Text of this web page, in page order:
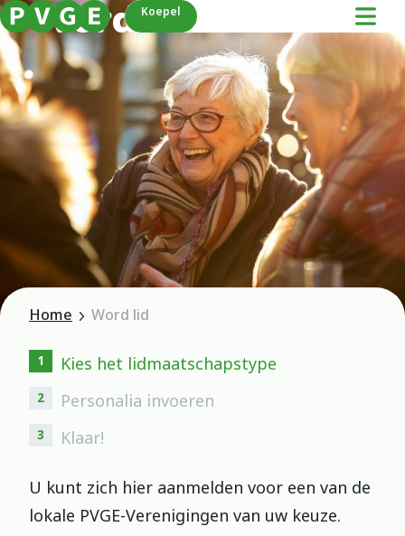
Koepel
Word lid
Home Word lid
1 Kies het lidmaatschapstype
2 Personalia invoeren
3 Klaar!
U kunt zich hier aanmelden voor een van de
lokale PVGE-Verenigingen van uw keuze.